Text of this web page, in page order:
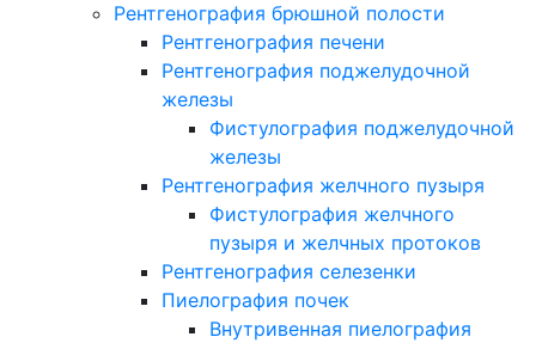
Рентгенография брюшной полости
Рентгенография печени
Рентгенография поджелудочной
железы
Фистулография поджелудочной
железы
Рентгенография желчного пузыря
Фистулография желчного
пузыря и желчных протоков
Рентгенография селезенки
Пиелография почек
Внутривенная пиелография